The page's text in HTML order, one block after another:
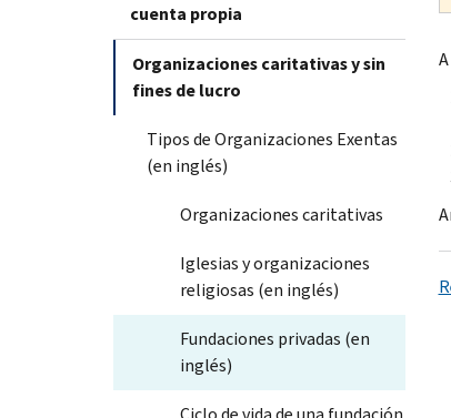
cuenta propia
Organizaciones caritativas y sin
fines de lucro
Tipos de Organizaciones Exentas
(en inglés)
Organizaciones caritativas
Iglesias y organizaciones
religiosas (en inglés)
Fundaciones privadas (en
inglés)